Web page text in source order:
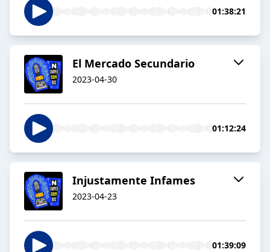
01:38:21
El Mercado Secundario
2023-04-30
01:12:24
Injustamente Infames
2023-04-23
01:39:09